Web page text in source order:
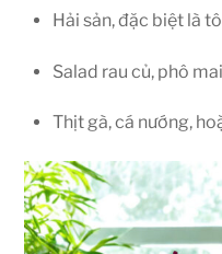
Hải sản, đặc biệt là
Salad rau củ, phô
Thịt gà, cá nướng,